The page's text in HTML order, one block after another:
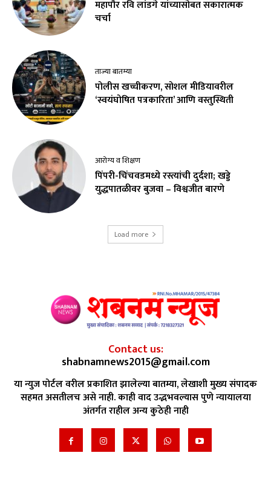
महापौर रवि लांडगे यांच्यासोबत सकारात्मक
चर्चा
ताज्या बातम्या
पोलीस खच्चीकरण, सोशल मीडियावरील
‘स्वयंघोषित पत्रकारिता’ आणि वस्तुस्थिती
आरोग्य व शिक्षण
पिंपरी-चिंचवडमध्ये रस्त्यांची दुर्दशा; खड्डे
युद्धपातळीवर बुजवा – विश्वजीत बारणे
Load more
Contact us:
shabnamnews2015@gmail.com
या न्युज पोर्टल वरील प्रकाशित झालेल्या बातम्या, लेखाशी मुख्य संपादक
सहमत असतीलच असे नाही. काही वाद उद्भभवल्यास पुणे न्यायालया
अंतर्गत राहील अन्य कुठेही नाही